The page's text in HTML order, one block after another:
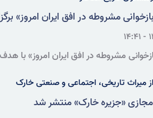
مشروطه در افق ایران امروز»
مشروطه در افق ایران امروز» با
میراث تاریخی، اجتماعی و صنعتی خارک
مجازی «جزیره خارک» منتشر شد